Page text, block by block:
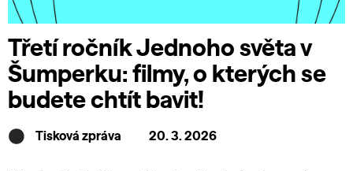
Třetí ročník Jednoho světa v
Šumperku: filmy, o kterých se
budete chtít bavit!
Tisková zpráva 20. 3. 2026